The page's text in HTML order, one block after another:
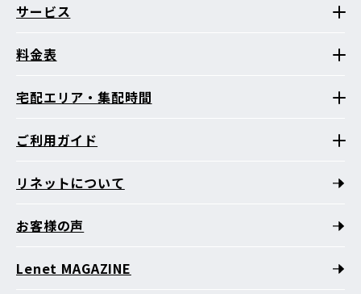
サービス
料金表
宅配エリア・集配時間
ご利用ガイド
リネットについて
お客様の声
Lenet MAGAZINE